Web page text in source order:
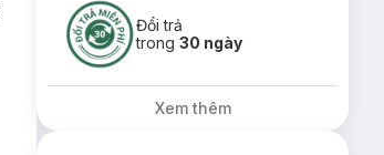
Đổi trả
trong30 ngày
Xem thêm